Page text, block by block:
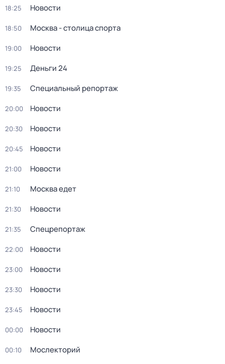
18:25 Новости
18:50 Москва - столица спорта
19:00 Новости
19:25 Деньги 24
19:35 Специальный репортаж
20:00 Новости
20:30 Новости
20:45 Новости
21:00 Новости
21:10 Москва едет
21:30 Новости
21:35 Спецрепортаж
22:00 Новости
23:00 Новости
23:30 Новости
23:45 Новости
00:00 Новости
00:10 Мослекторий